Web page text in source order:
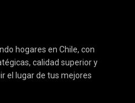
hogares en Chile, con
calidad superior y
el lugar de tus mejores